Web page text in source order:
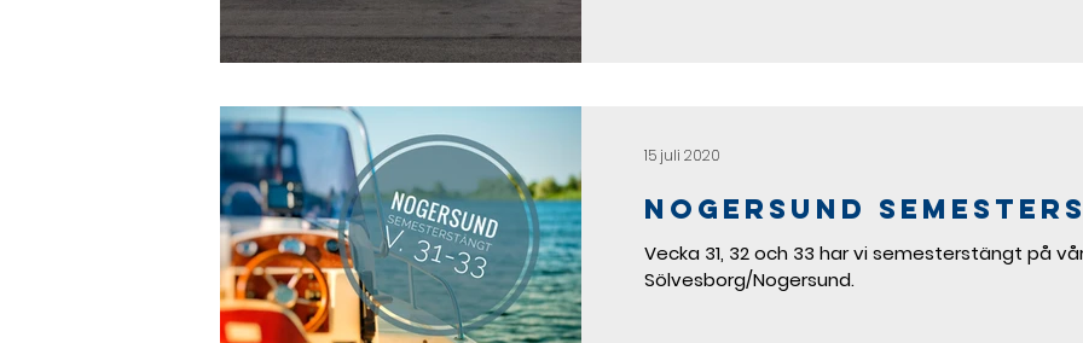
NOGERSUND
Vecka 31, 32 och 33 har vi semesterstängt på
Sölvesborg/Nogersund.
15 juli 2020